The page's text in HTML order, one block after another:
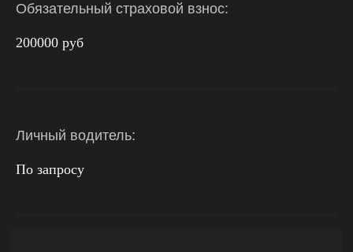
Обязательный страховой взнос:
200000 руб
Личный водитель:
По запросу